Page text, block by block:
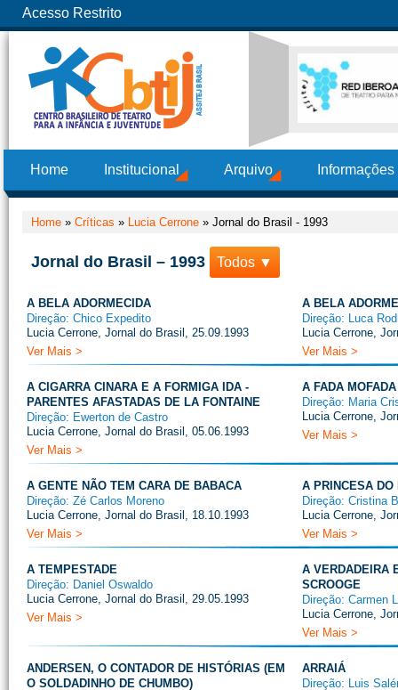
Acesso Restrito
Home Institucional Arquivo
Home » Críticas » Lucia Cerrone » Jornal do Brasil - 1993
Jornal do Brasil – 1993 Todos ▼
A BELA ADORMECIDA
Direção: Chico Expedito
Lucia Cerrone, Jornal do Brasil, 25.09.1993
Ver Mais >
A BELA
Direção: Luca
Lucia Cerrone,
Ver Mais >
A CIGARRA CINARA E A FORMIGA IDA -
PARENTES AFASTADAS DE LA FONTAINE
Direção: Ewerton de Castro
Lucia Cerrone, Jornal do Brasil, 05.06.1993
Ver Mais >
A FADA MOFADA
Direção: Maria
Lucia Cerrone,
Ver Mais >
A GENTE NÃO TEM CARA DE BABACA
Direção: Zé Carlos Moreno
Lucia Cerrone, Jornal do Brasil, 18.10.1993
Ver Mais >
A PRINCESA DO
Direção: Cristina
Lucia Cerrone,
Ver Mais >
A TEMPESTADE
Direção: Daniel Oswaldo
Lucia Cerrone, Jornal do Brasil, 29.05.1993
Ver Mais >
A VERDADEIRA
SCROOGE
Direção: Carmen
Lucia Cerrone,
Ver Mais >
ANDERSEN, O CONTADOR DE HISTÓRIAS (EM
O SOLDADINHO DE CHUMBO)
ARRAIÁ
Direção: Luis